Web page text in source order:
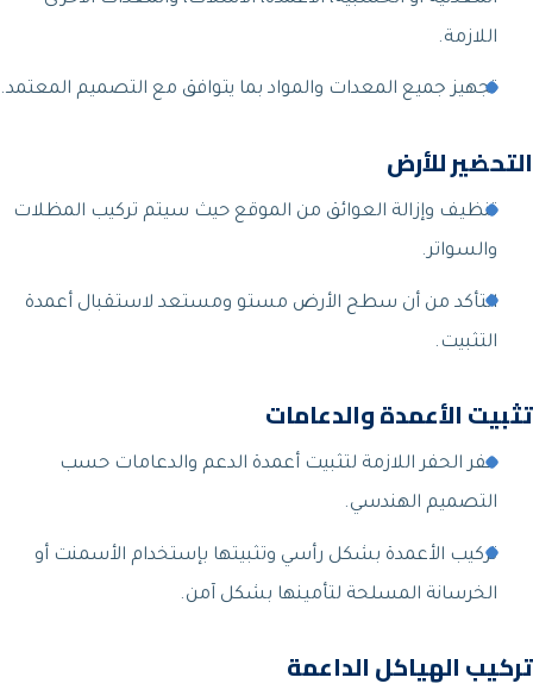
اللازمة.
تجهيز جميع المعدات والمواد بما يتوافق مع التصميم المعتمد.
التحضير للأرض
تنظيف وإزالة العوائق من الموقع حيث سيتم تركيب المظلات
والسواتر.
التأكد من أن سطح الأرض مستو ومستعد لاستقبال أعمدة
التثبيت.
تثبيت الأعمدة والدعامات
حفر الحفر اللازمة لتثبيت أعمدة الدعم والدعامات حسب
التصميم الهندسي.
تركيب الأعمدة بشكل رأسي وتثبيتها بإستخدام الأسمنت أو
الخرسانة المسلحة لتأمينها بشكل آمن.
تركيب الهياكل الداعمة